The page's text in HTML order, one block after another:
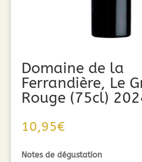
Domaine de la
Ferrandière, Le
Rouge (75cl)
10,95€
Notes de dégustation